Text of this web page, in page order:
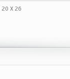
20 X 26